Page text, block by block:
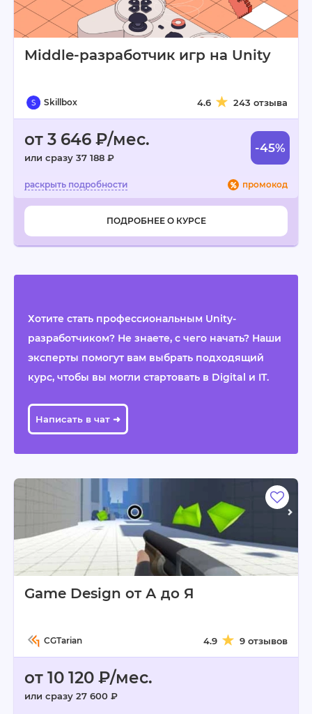
Middle-разработчик игр на Unity
Skillbox 4.6 243 отзыва
от 3 646 ₽/мес.
или сразу 37 188 ₽
-45%
промокод
ПОДРОБНЕЕ О КУРСЕ
Хотите стать профессиональным Unity-
разработчиком? Не знаете, с чего начать? Наши
эксперты помогут вам выбрать подходящий
курс, чтобы вы могли стартовать в Digital и IT.
Написать в чат ➜
Game Design от А до Я
CGTarian 4.9 9 отзывов
от 10 120 ₽/мес.
или сразу 27 600 ₽